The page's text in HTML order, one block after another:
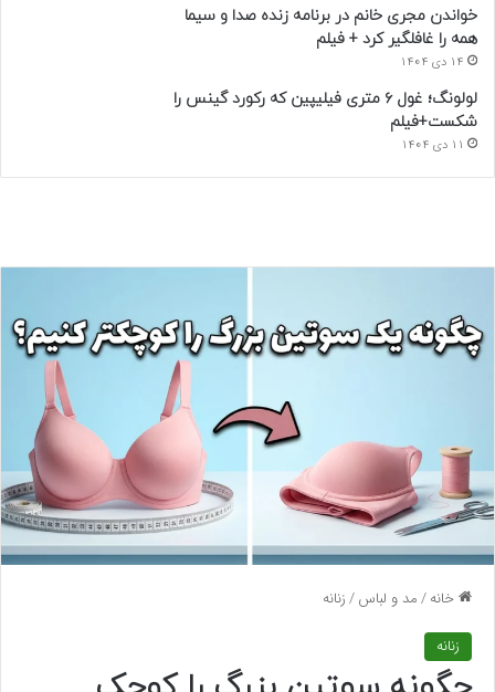
خواندن مجری خانم در برنامه زنده صدا و سیما
همه را غافلگیر کرد + فیلم
14 دی 1404
لولونگ؛ غول ۶ متری فیلیپین که رکورد گینس را
شکست+فیلم
11 دی 1404